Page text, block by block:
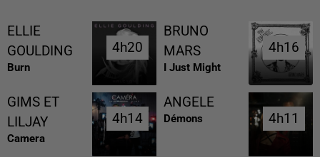
ELLIE
GOULDING
Burn
4h20
4h20
BRUNO
MARS
I Just Might
4h16
4h16
GIMS ET
LILJAY
Camera
4h14
4h14
ANGELE
Démons 4h11
4h11